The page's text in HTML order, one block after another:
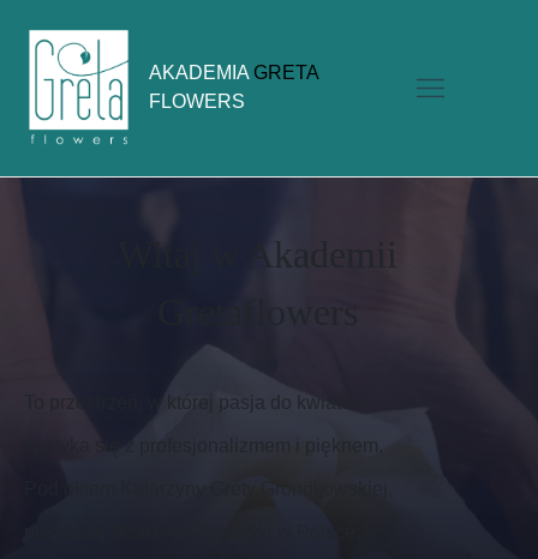
AKADEMIA GRETA
FLOWERS
Witaj w Akademii
Gretaflowers
To przestrzeń, w której pasja do kwiatów
spotyka się z profesjonalizmem i pięknem.